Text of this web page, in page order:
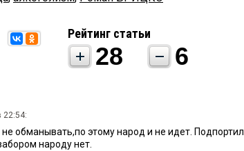
Рейтинг статьи
28 6
22:54:
обманывать,по этому народ и не идет. Подпортил
народу нет.